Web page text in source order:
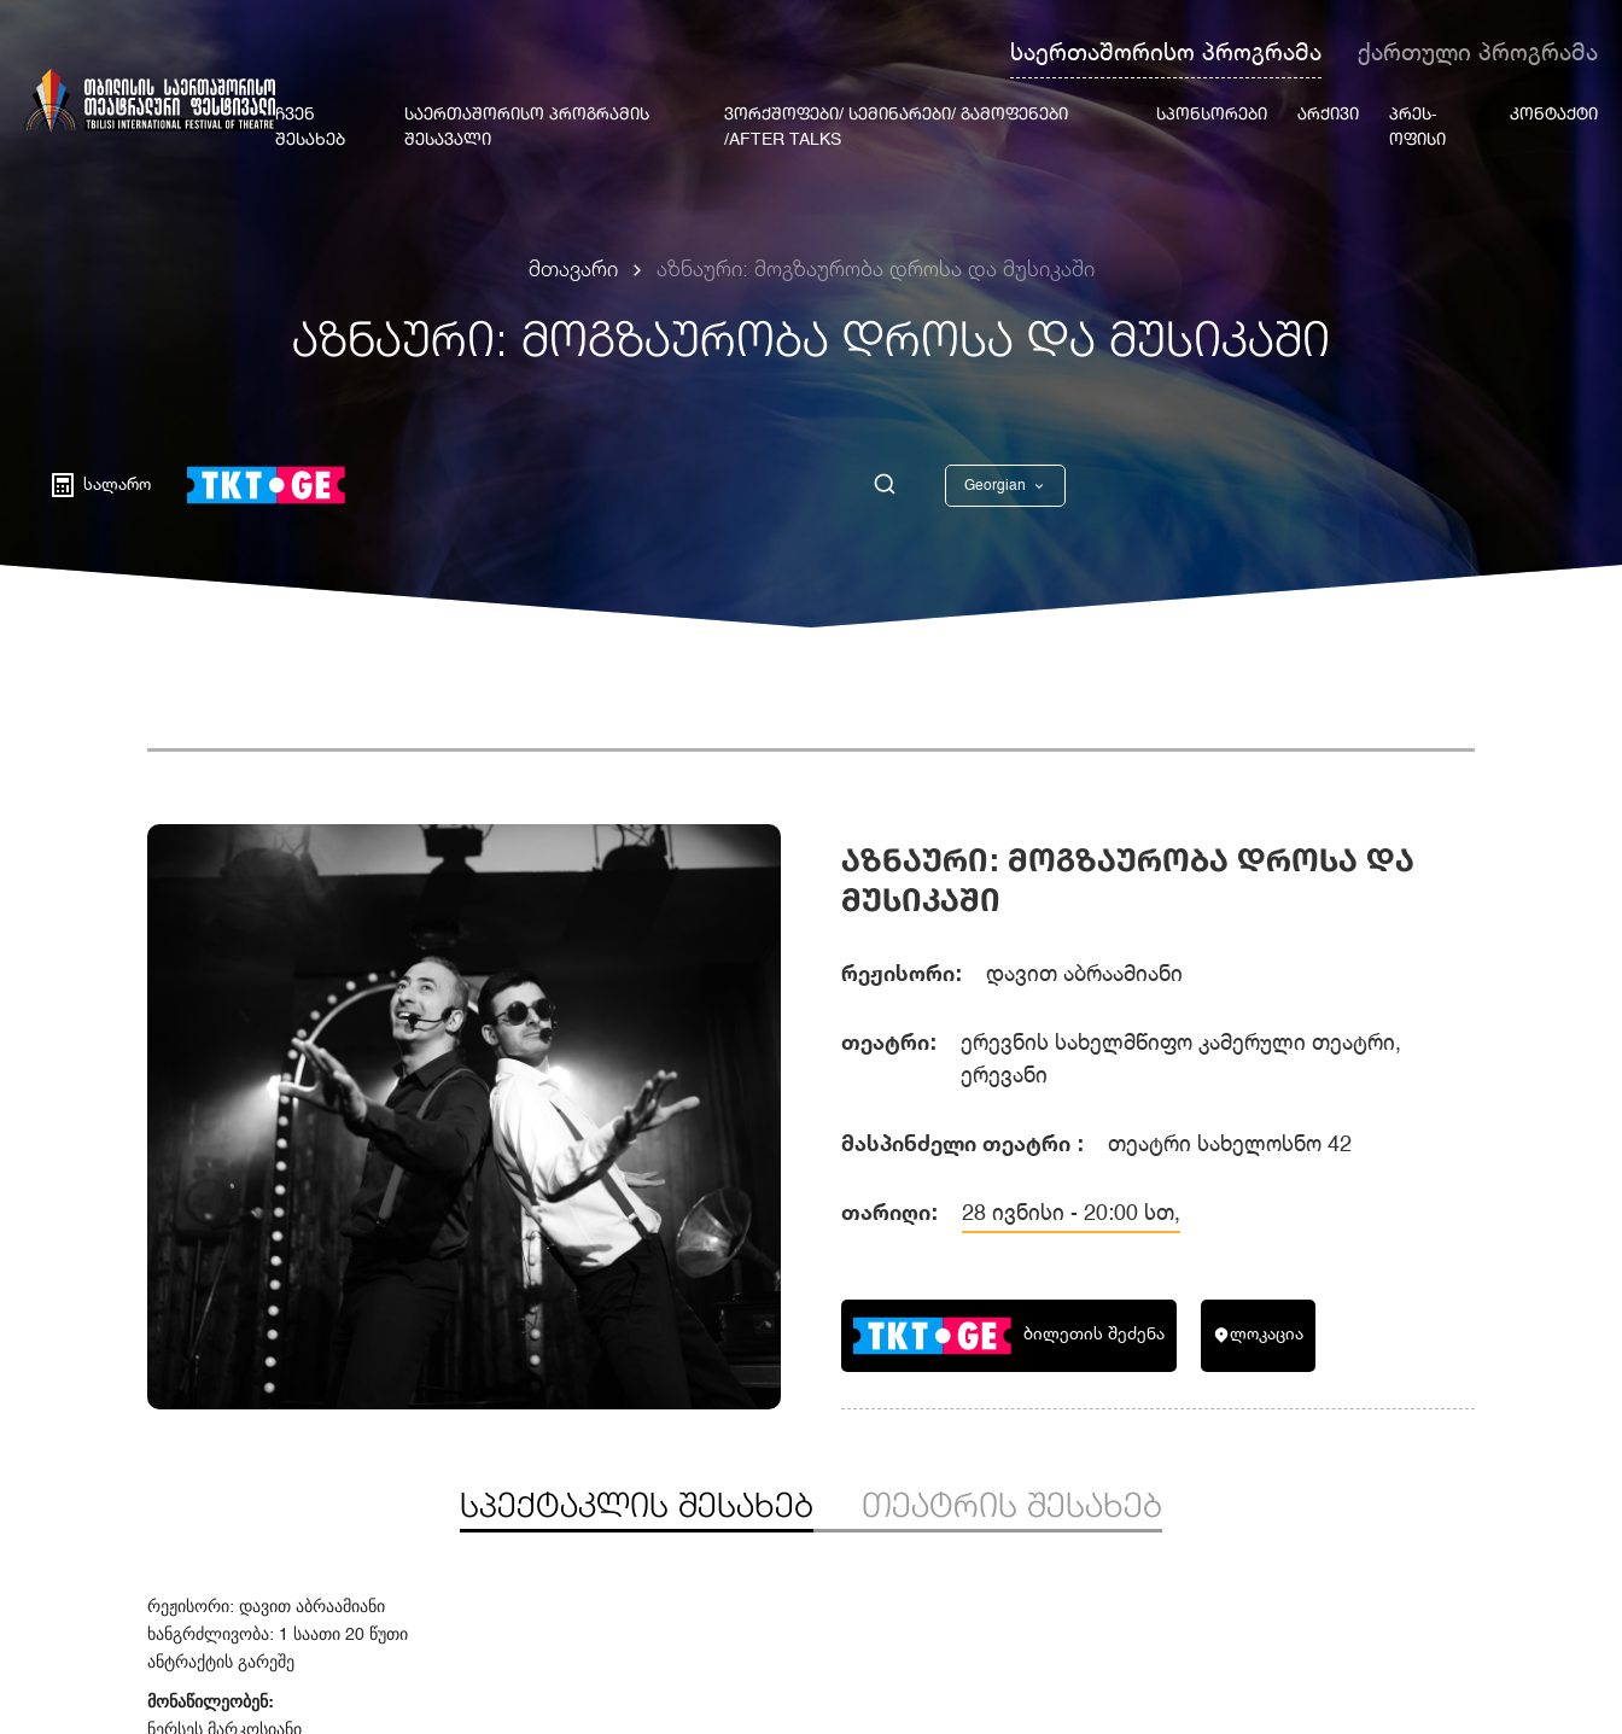
საერთაშორისო პროგრამა ქართული პროგრამა
ᲩᲕᲔᲜ
ᲨᲔᲡᲐᲮᲔᲑ
ᲡᲐᲔᲠᲗᲐᲨᲝᲠᲘᲡᲝ ᲞᲠᲝᲒᲠᲐᲛᲘᲡ
ᲨᲔᲡᲐᲕᲐᲚᲘ
ᲕᲝᲠᲥᲨᲝᲤᲔᲑᲘ/ ᲡᲔᲛᲘᲜᲐᲠᲔᲑᲘ/ ᲒᲐᲛᲝᲤᲔᲜᲔᲑᲘ
/AFTER TALKS
ᲡᲞᲝᲜᲡᲝᲠᲔᲑᲘ ᲐᲠᲥᲘᲕᲘ
ᲞᲠᲔᲡ-
ᲝᲤᲘᲡᲘ
ᲙᲝᲜᲢᲐᲥᲢᲘ
მთავარი აზნაური: მოგზაურობა დროსა და მუსიკაში
ᲐᲖᲜᲐᲣᲠᲘ: ᲛᲝᲒᲖᲐᲣᲠᲝᲑᲐ ᲓᲠᲝᲡᲐ ᲓᲐ ᲛᲣᲡᲘᲙᲐᲨᲘ
სალარო Georgian
ᲐᲖᲜᲐᲣᲠᲘ: ᲛᲝᲒᲖᲐᲣᲠᲝᲑᲐ ᲓᲠᲝᲡᲐ ᲓᲐ
ᲛᲣᲡᲘᲙᲐᲨᲘ
რეჟისორი: დავით აბრაამიანი
თეატრი:
ერევნის სახელმწიფო კამერული თეატრი,
ერევანი
მასპინძელი თეატრი : თეატრი სახელოსნო 42
თარიღი: 28 ივნისი - 20:00 სთ,
ბილეთის შეძენა ლოკაცია
ᲡᲞᲔᲥᲢᲐᲙᲚᲘᲡ ᲨᲔᲡᲐᲮᲔᲑ ᲗᲔᲐᲢᲠᲘᲡ ᲨᲔᲡᲐᲮᲔᲑ
რეჟისორი: დავით აბრაამიანი
ხანგრძლივობა: 1 საათი 20 წუთი
ანტრაქტის გარეშე
მონაწილეობენ:
ნერსეს მარკოსიანი